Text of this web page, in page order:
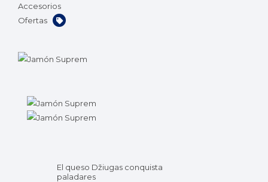
Accesorios
Ofertas
El queso Džiugas conquista
paladares